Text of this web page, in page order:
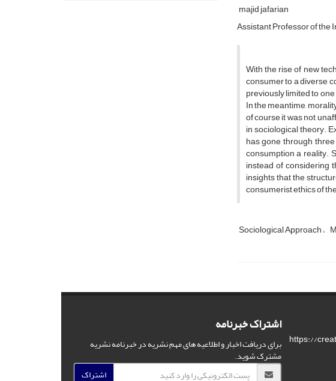
majid jafarian
Assistant Professor of the
With the rise of new
consumer to a diverse
previously limited to
In the meantime,
of course it was not
in sociological theory.
has gone through
consumption a reality.
instead of considering
insights that the
consumerist ethics of
Sociological Approach
https://
اشتراک خبرنامه
برای دریافت اخبار و اطلاعیه های مهم نشریه در خبرنامه نشریه
مشترک شوید.
اشتراک